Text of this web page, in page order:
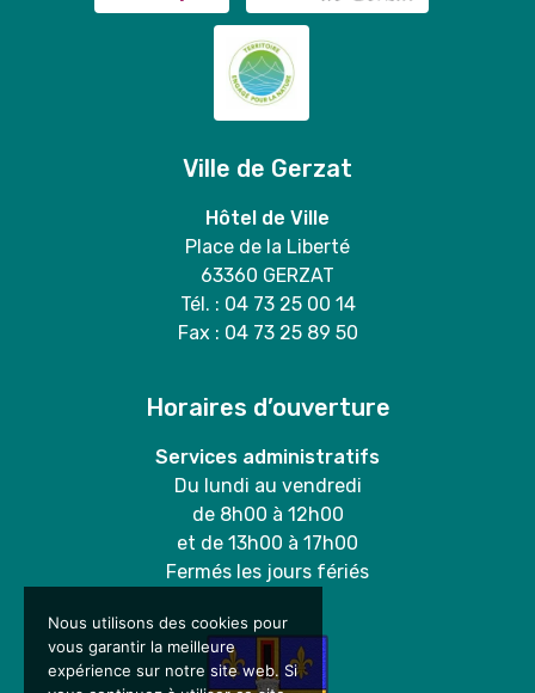
Ville de Gerzat
Hôtel de Ville
Place de la Liberté
63360 GERZAT
Tél. : 04 73 25 00 14
Fax : 04 73 25 89 50
Horaires d’ouverture
Services administratifs
Du lundi au vendredi
de 8h00 à 12h00
et de 13h00 à 17h00
Fermés les jours fériés
Nous utilisons des cookies pour
vous garantir la meilleure
expérience sur notre site web. Si